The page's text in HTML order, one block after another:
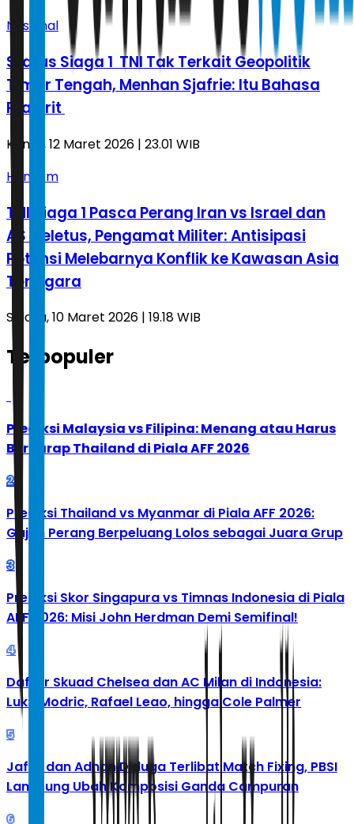
Nasional
Status Siaga 1 TNI Tak Terkait Geopolitik
Timur Tengah, Menhan Sjafrie: Itu Bahasa
Prajurit
Kamis, 12 Maret 2026 | 23.01 WIB
Hankam
TNI Siaga 1 Pasca Perang Iran vs Israel dan
AS Meletus, Pengamat Militer: Antisipasi
Potensi Melebarnya Konflik ke Kawasan Asia
Tenggara
Selasa, 10 Maret 2026 | 19.18 WIB
Terpopuler
Prediksi Malaysia vs Filipina: Menang atau Harus
Berharap Thailand di Piala AFF 2026
2
Prediksi Thailand vs Myanmar di Piala AFF 2026:
Gajah Perang Berpeluang Lolos sebagai Juara Grup
3
Prediksi Skor Singapura vs Timnas Indonesia di Piala
AFF 2026: Misi John Herdman Demi Semifinal!
4
Daftar Skuad Chelsea dan AC Milan di Indonesia:
Luka Modric, Rafael Leao, hingga Cole Palmer
5
Jafar dan Adnan Diduga Terlibat Match Fixing, PBSI
Langsung Ubah Komposisi Ganda Campuran
6